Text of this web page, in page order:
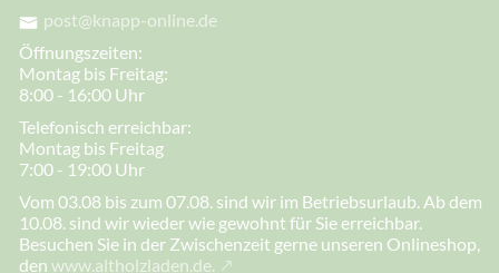
post@knapp-online.de
Öffnungszeiten:
Montag bis Freitag:
8:00 - 16:00 Uhr
Telefonisch erreichbar:
Montag bis Freitag
7:00 - 19:00 Uhr
Vom 03.08 bis zum 07.08. sind wir im Betriebsurlaub. Ab dem
10.08. sind wir wieder wie gewohnt für Sie erreichbar.
Besuchen Sie in der Zwischenzeit gerne unseren Onlineshop,
den www.altholzladen.de.